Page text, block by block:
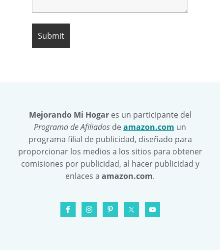
Mejorando Mi Hogares un participante del
Programa de Afiliados de amazon.com un
programa filial de publicidad, diseñado para
proporcionar los medios a los sitios para obtener
comisiones por publicidad, al hacer publicidad y
enlaces a amazon.com.